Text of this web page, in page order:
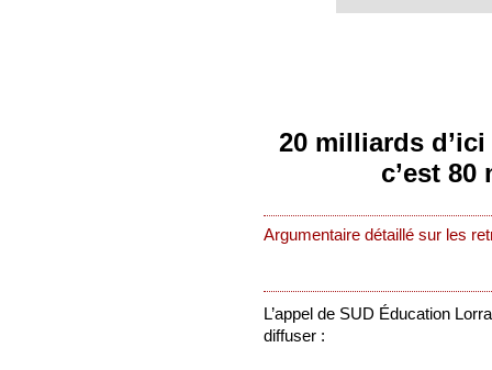
20 milliards
c’est
Argumentaire détaillé sur les
L’appel de SUD Éducation
diffuser :